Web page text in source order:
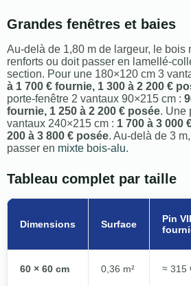
Grandes fenêtres et baies
Au-delà de 1,80 m de largeur, le bois
renforts ou doit passer en lamellé-
section. Pour une 180×120 cm 3
à 1 700 € fournie, 1 300 à 2 200 €
porte-fenêtre 2 vantaux 90×215 cm :
fournie, 1 250 à 2 200 € posée. Une
vantaux 240×215 cm : 1 700 à 3 000
200 à 3 800 € posée. Au-delà de 3
passer en mixte bois-alu.
Tableau complet par taille
Dimensions Surface
Pin
60 × 60 cm 0,36 m² ≈ 315